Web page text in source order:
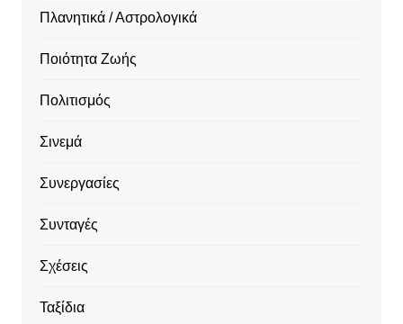
Πλανητικά / Αστρολογικά
Ποιότητα Ζωής
Πολιτισμός
Σινεμά
Συνεργασίες
Συνταγές
Σχέσεις
Ταξίδια